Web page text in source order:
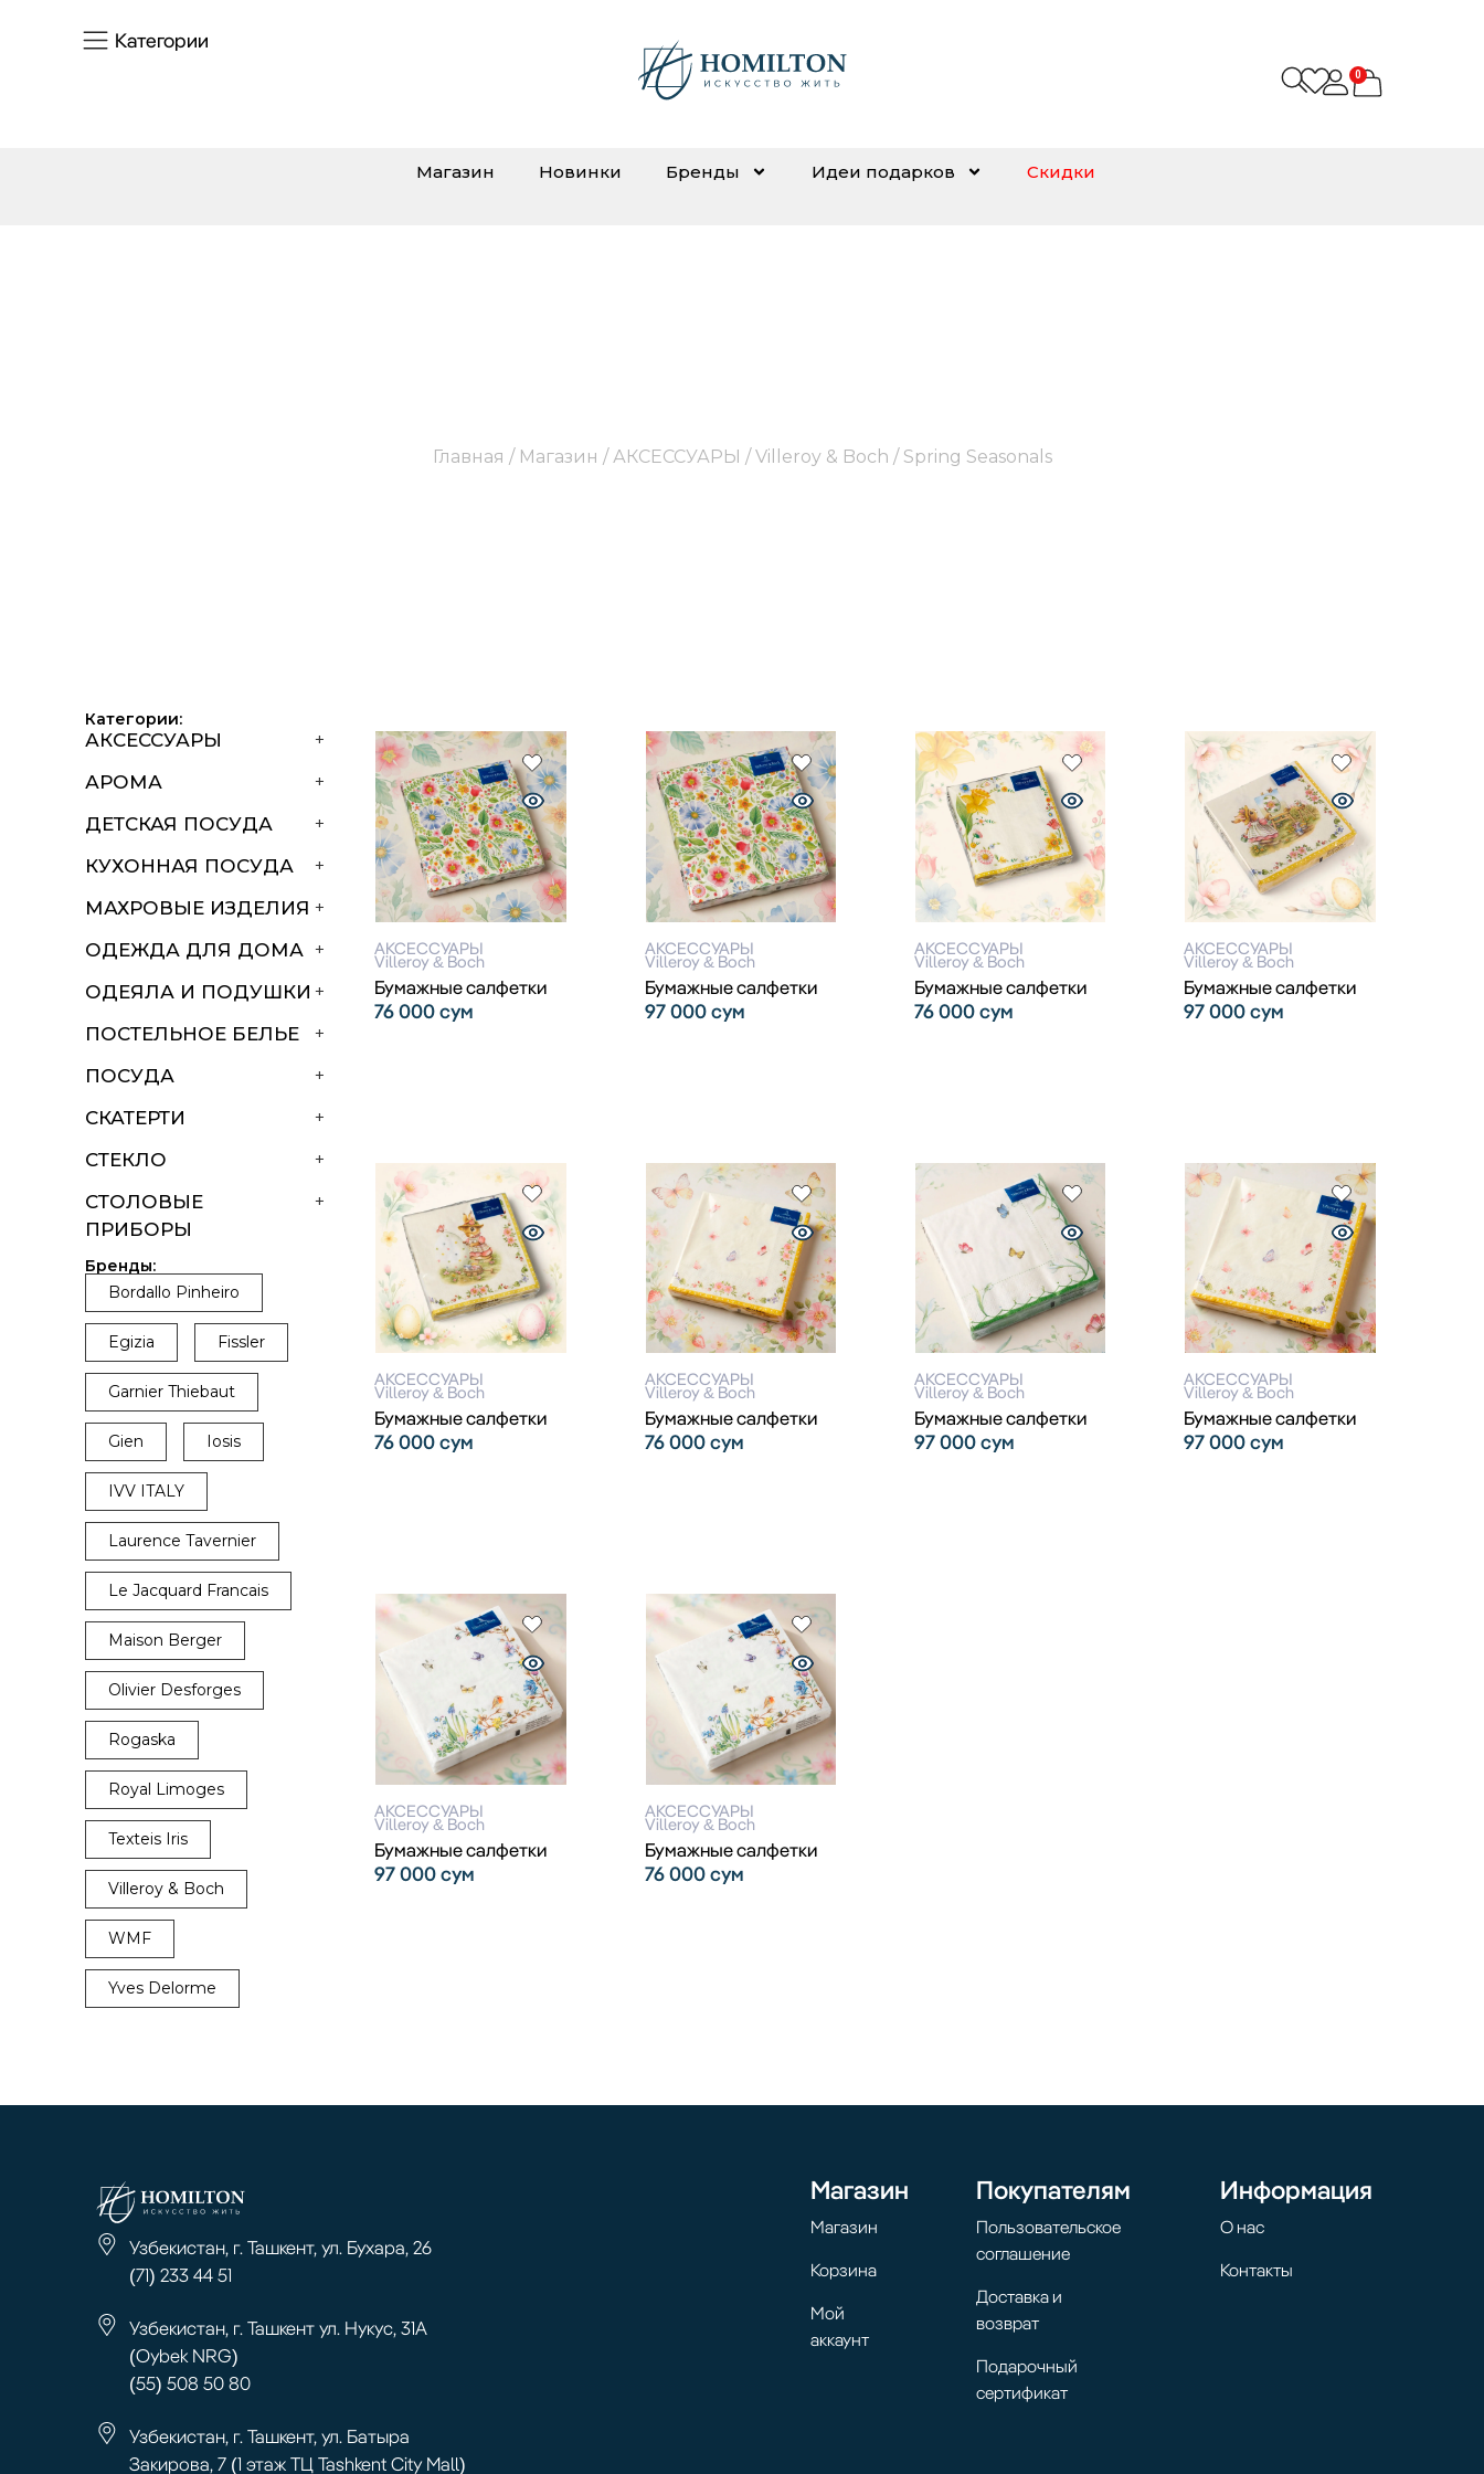
Категории
0
Магазин Новинки Бренды Идеи подарков Скидки
Главная / Магазин /АКСЕССУАРЫ /Villeroy & Boch / Spring Seasonals
Категории:
+
АКСЕССУАРЫ
+
АРОМА
+
ДЕТСКАЯ ПОСУДА
+
КУХОННАЯ ПОСУДА
+
МАХРОВЫЕ ИЗДЕЛИЯ
+
ОДЕЖДА ДЛЯ ДОМА
+
ОДЕЯЛА И ПОДУШКИ
+
ПОСТЕЛЬНОЕ БЕЛЬЕ
+
ПОСУДА
+
СКАТЕРТИ
+
СТЕКЛО
+
СТОЛОВЫЕ
ПРИБОРЫ
Бренды:
Bordallo Pinheiro
Egizia Fissler
Garnier Thiebaut
Gien Iosis
IVV ITALY
Laurence Tavernier
Le Jacquard Francais
Maison Berger
Olivier Desforges
Rogaska
Royal Limoges
Texteis Iris
Villeroy & Boch
WMF
Yves Delorme
АКСЕССУАРЫ
Villeroy & Boch
Бумажные салфетки
76 000сум
АКСЕССУАРЫ
Villeroy & Boch
Бумажные салфетки
97 000сум
АКСЕССУАРЫ
Villeroy & Boch
Бумажные салфетки
76 000сум
АКСЕССУАРЫ
Villeroy & Boch
Бумажные салфетки
97 000сум
АКСЕССУАРЫ
Villeroy & Boch
Бумажные салфетки
76 000сум
АКСЕССУАРЫ
Villeroy & Boch
Бумажные салфетки
76 000сум
АКСЕССУАРЫ
Villeroy & Boch
Бумажные салфетки
97 000сум
АКСЕССУАРЫ
Villeroy & Boch
Бумажные салфетки
97 000сум
АКСЕССУАРЫ
Villeroy & Boch
Бумажные салфетки
97 000сум
АКСЕССУАРЫ
Villeroy & Boch
Бумажные салфетки
76 000сум
Узбекистан, г. Ташкент, ул. Бухара, 26
(71) 233 44 51
Узбекистан, г. Ташкент ул. Нукус, 31А
(Oybek NRG)
(55) 508 50 80
Узбекистан, г. Ташкент, ул. Батыра
Закирова, 7 (1 этаж ТЦ Tashkent City Mall)
Магазин
Магазин
Корзина
Мой
аккаунт
Покупателям
Пользовательское
соглашение
Доставка и
возврат
Подарочный
сертификат
Информация
О нас
Контакты